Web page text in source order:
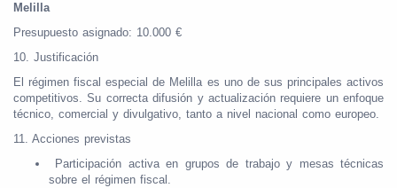
Melilla
Presupuesto asignado: 10.000 €
10. Justificación
El régimen fiscal especial de Melilla es uno de sus principales activos
competitivos. Su correcta difusión y actualización requiere un enfoque
técnico, comercial y divulgativo, tanto a nivel nacional como europeo.
11. Acciones previstas
Participación activa en grupos de trabajo y mesas técnicas
sobre el régimen fiscal.